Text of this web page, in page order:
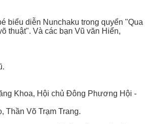
biểu diễn Nunchaku trong quyển "Qua
thuật". Và các bạn Vũ văn Hiển,
Khoa, Hội chủ Đông Phương Hội -
Thần Võ Trạm Trang.